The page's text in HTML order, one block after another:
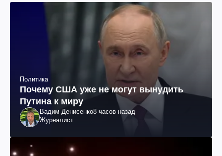
Политика
Почему США уже не могут вынудить
Путина к миру
Вадим Денисенко8 часов назад
Журналист